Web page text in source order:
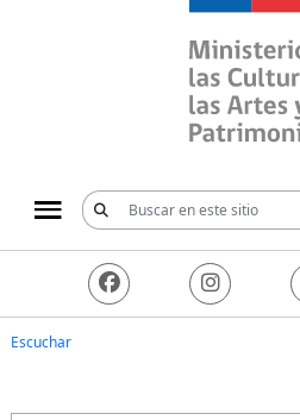
Ministerio de
Escuchar